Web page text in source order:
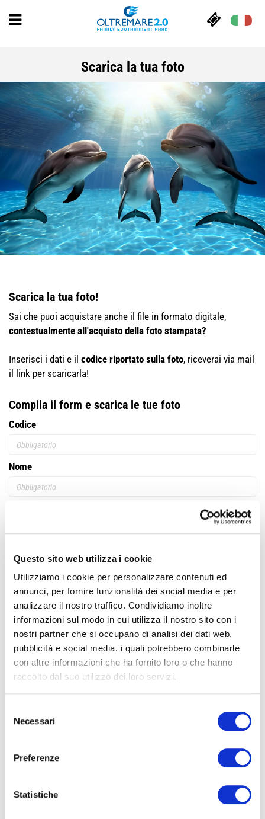
Questo sito web utilizza i cookie
Utilizziamo i cookie per personalizzare contenuti ed
annunci, per fornire funzionalità dei social media e per
analizzare il nostro traffico. Condividiamo inoltre
informazioni sul modo in cui utilizza il nostro sito con i
nostri partner che si occupano di analisi dei dati web,
pubblicità e social media, i quali potrebbero combinarle
con altre informazioni che ha fornito loro o che hanno
raccolto dal suo utilizzo dei loro servizi.
delNecessari
Preferenze
Statistiche
Scarica la tua foto
Scarica la tua foto!
Sai che puoi acquistare anche il file in formato digitale,
contestualmente all'acquisto della foto stampata?
Inserisci i dati e il codice riportato sulla foto, riceverai via mail
il link per scaricarla!
Compila il form e scarica le tue foto
Codice
Nome
Cellulare
Nazione
Provincia
Dichiaro di aver letto
Letta l’informativa privacy acconsento al trattamento dei miei dati
personali per inviarmi informazioni commerciali, anche a mezzo di
Letta l’informativa privacy acconsento al trattamento dei miei dati
personali al fine di profilazione per il successivo invio di informazioni